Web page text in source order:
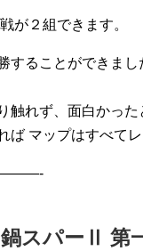
が２組できます。
することができま
触れず、面白かった
ば マップはすべてレ
スパーⅡ 第